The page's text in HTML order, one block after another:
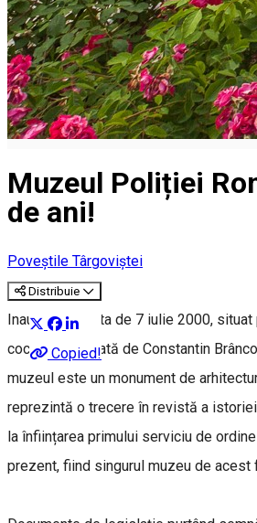
Muzeul Poliției
de ani!
Poveștile Târgoviștei
Distribuie
Copied!
Inaugurat la data de 7 iulie 2000,
coconilor, ridicată de Constantin
muzeul este un monument de
reprezintă o trecere în revistă a
la înființarea primului serviciu de
prezent, fiind singurul muzeu de acest